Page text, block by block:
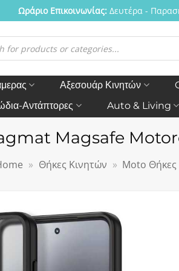
Ωράριο Eπικοινωνίας:Δευτέρα -
Αξεσουάρ Κινητών
Αντάπτορες
Auto & Living
Magsafe
» Θήκες Κινητών » Moto Θήκες